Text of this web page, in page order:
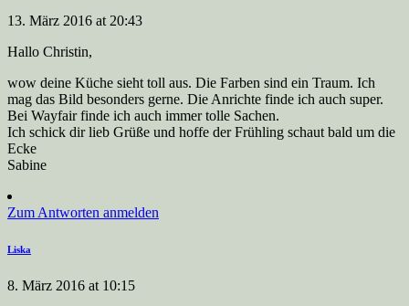
13. März 2016 at 20:43
Hallo Christin,
wow deine Küche sieht toll aus. Die Farben sind ein Traum. Ich
mag das Bild besonders gerne. Die Anrichte finde ich auch super.
Bei Wayfair finde ich auch immer tolle Sachen.
Ich schick dir lieb Grüße und hoffe der Frühling schaut bald um die
Ecke
Sabine
Zum Antworten anmelden
Liska
8. März 2016 at 10:15